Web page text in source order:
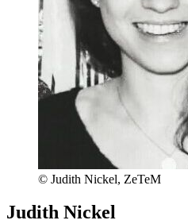
© Judith Nickel, ZeTeM
Judith Nickel